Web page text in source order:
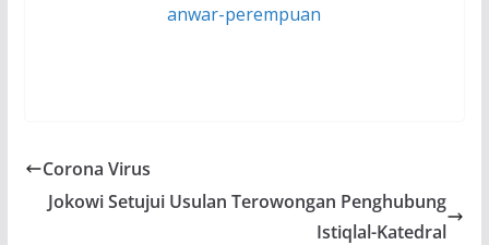
anwar-perempuan
Corona Virus
Jokowi Setujui Usulan Terowongan Penghubung
Istiqlal-Katedral